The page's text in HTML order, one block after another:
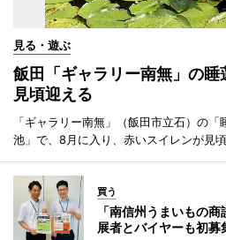
見る・遊ぶ
飯田「ギャラリー南無」の
見頃迎える
「ギャラリー南無」（飯田市立石）の「
池」で、8月に入り、赤いスイレンが見頃
買う
「南信州うまいもの
展者とバイヤーも初募